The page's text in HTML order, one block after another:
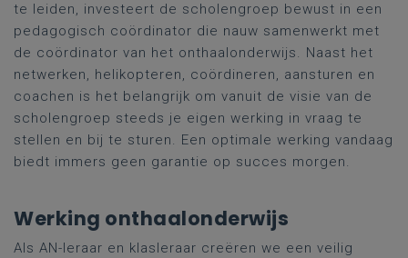
te leiden, investeert de scholengroep bewust in een
pedagogisch coördinator die nauw samenwerkt met
de coördinator van het onthaalonderwijs. Naast het
netwerken, helikopteren, coördineren, aansturen en
coachen is het belangrijk om vanuit de visie van de
scholengroep steeds je eigen werking in vraag te
stellen en bij te sturen. Een optimale werking vandaag
biedt immers geen garantie op succes morgen.
Werking onthaalonderwijs
Als AN-leraar en klasleraar creëren we een veilig